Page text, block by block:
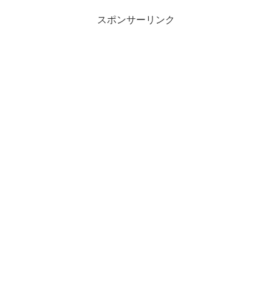
スポンサーリンク